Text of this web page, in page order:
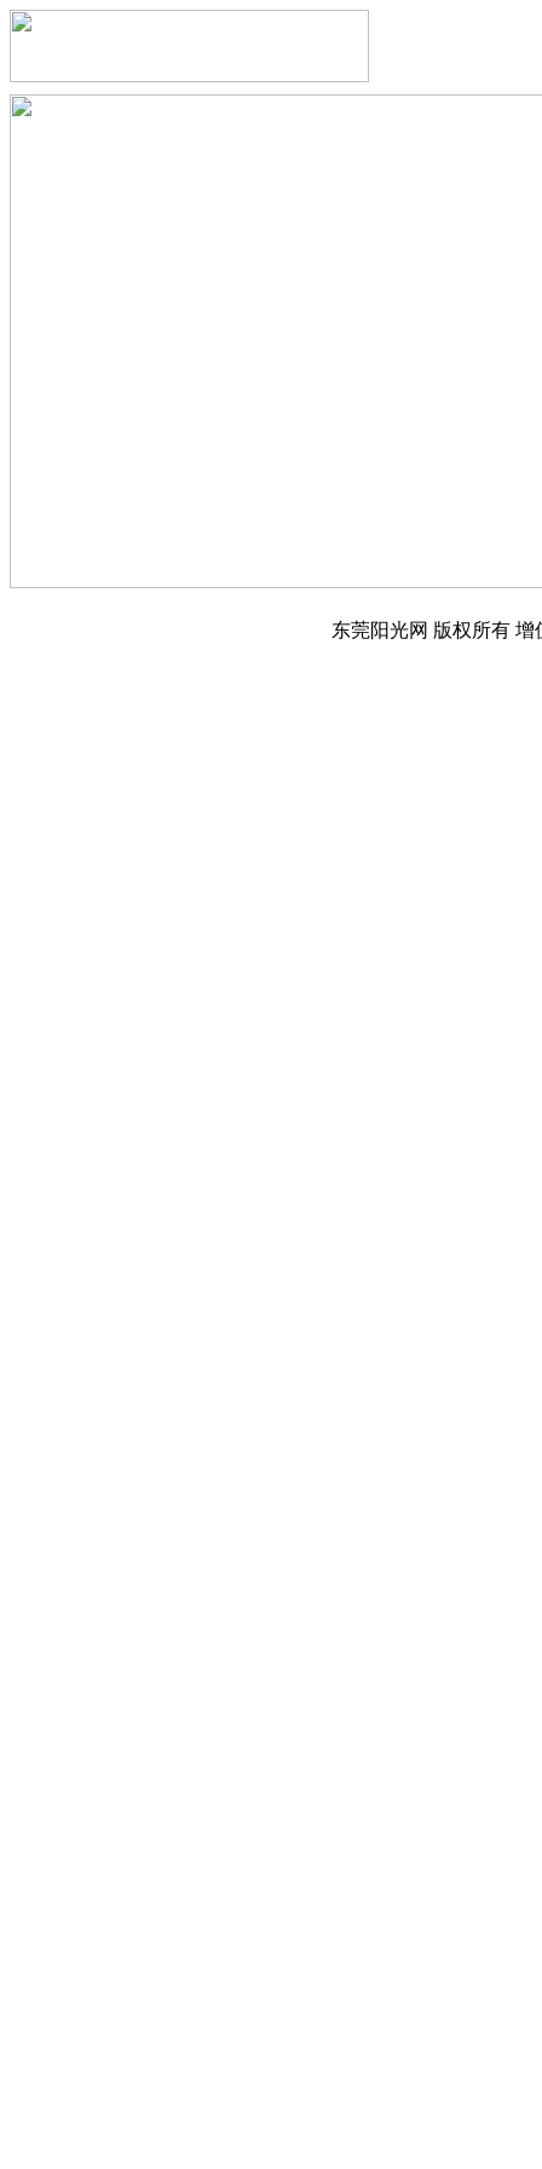
东莞阳光网 版权所有 增